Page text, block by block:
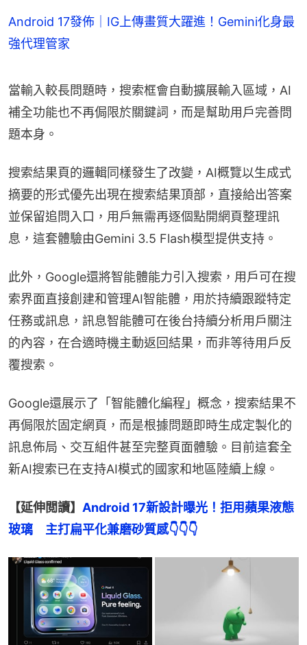
Android 17發佈｜IG上傳畫質大躍進！Gemini化身最
強代理管家
當輸入較長問題時，搜索框會自動擴展輸入區域，AI
補全功能也不再侷限於關鍵詞，而是幫助用戶完善問
題本身。
搜索結果頁的邏輯同樣發生了改變，AI概覽以生成式
摘要的形式優先出現在搜索結果頂部，直接給出答案
並保留追問入口，用戶無需再逐個點開網頁整理訊
息，這套體驗由Gemini 3.5 Flash模型提供支持。
此外，Google還將智能體能力引入搜索，用戶可在搜
索界面直接創建和管理AI智能體，用於持續跟蹤特定
任務或訊息，訊息智能體可在後台持續分析用戶關注
的內容，在合適時機主動返回結果，而非等待用戶反
覆搜索。
Google還展示了「智能體化編程」概念，搜索結果不
再侷限於固定網頁，而是根據問題即時生成定製化的
訊息佈局、交互組件甚至完整頁面體驗。目前這套全
新AI搜索已在支持AI模式的國家和地區陸續上線。
【延伸閲讀】 Android 17新設計曝光！拒用蘋果液態
玻璃　主打扁平化兼磨砂質感👇👇👇